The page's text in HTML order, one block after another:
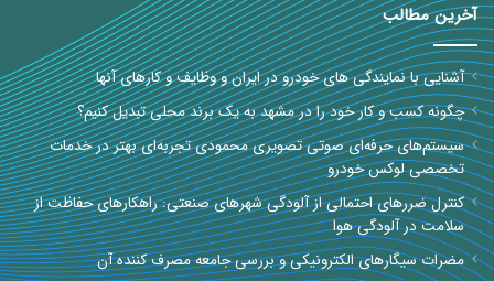
آخرین مطالب
آشنایی با نمایندگی های خودرو در ایران و وظایف و کارهای آنها
چگونه کسب و کار خود را در مشهد به یک برند محلی تبدیل کنیم؟
سیستم‌های حرفه‌ای صوتی تصویری محمودی تجربه‌ای بهتر در خدمات
تخصصی لوکس خودرو
کنترل ضررهای احتمالی از آلودگی شهرهای صنعتی: راهکارهای حفاظت از
سلامت در آلودگی هوا
مضرات سیگارهای الکترونیکی و بررسی جامعه مصرف کننده آن